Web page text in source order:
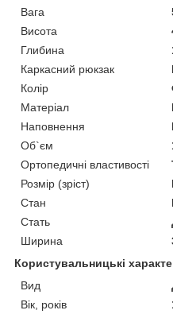
Вага
Висота
Глибина
Каркасний рюкзак
Колір
Матеріал
Наповнення
Об`єм
Ортопедичні властивості
Розмір (зріст)
Стан
Стать
Ширина
Користувальницькі
Вид
Вік, років